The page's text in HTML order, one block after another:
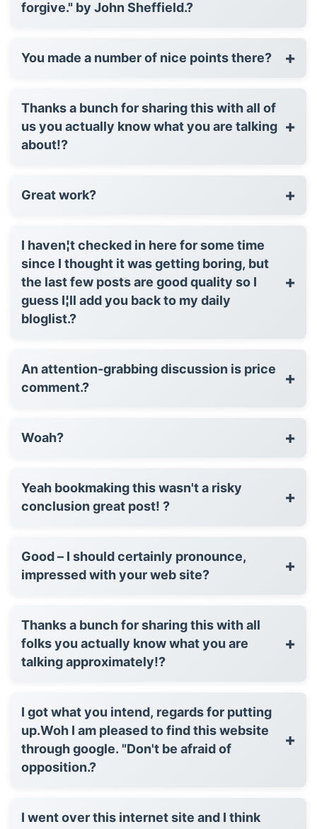
forgive." by John Sheffield.?
You made a number of nice points there? +
Thanks a bunch for sharing this with all of
us you actually know what you are talking
about!?
+
Great work? +
I haven¦t checked in here for some time
since I thought it was getting boring, but
the last few posts are good quality so I
guess I¦ll add you back to my daily
bloglist.?
+
An attention-grabbing discussion is price
comment.?
+
Woah? +
Yeah bookmaking this wasn't a risky
conclusion great post! ?
+
Good – I should certainly pronounce,
impressed with your web site?
+
Thanks a bunch for sharing this with all
folks you actually know what you are
talking approximately!?
+
I got what you intend, regards for putting
up.Woh I am pleased to find this website
through google. "Don't be afraid of
opposition.?
+
I went over this internet site and I think